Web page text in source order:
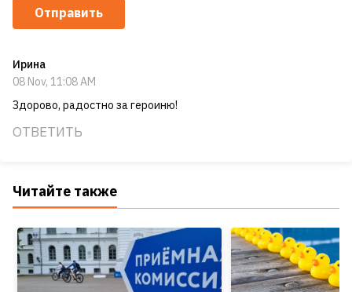
Отправить
Ирина
08 Nov, 11:08 AM
Здорово, радостно за героиню!
ОТВЕТИТЬ
Читайте также